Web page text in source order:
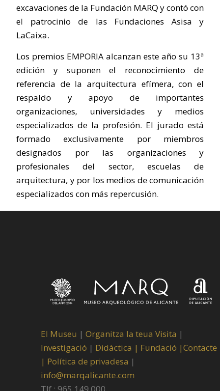
excavaciones de la Fundación MARQ y contó con
el patrocinio de las Fundaciones Asisa y
LaCaixa.
Los premios EMPORIA alcanzan este año su 13ª
edición y suponen el reconocimiento de
referencia de la arquitectura efímera, con el
respaldo y apoyo de importantes
organizaciones, universidades y medios
especializados de la profesión. El jurado está
formado exclusivamente por miembros
designados por las organizaciones y
profesionales del sector, escuelas de
arquitectura, y por los medios de comunicación
especializados con más repercusión.
El Museu | Organitza la teua Visita |
Investigació | Didàctica | Fundació |Contacte
| Política de privadesa |
info@marqalicante.com
Tlf.: 965 149 000